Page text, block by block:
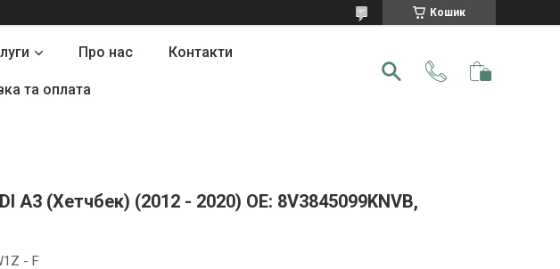
Кошик
Про нас Контакти
та оплата
A3 (Хетчбек) (2012 - 2020) OE: 8V3845099KNVB,
- F